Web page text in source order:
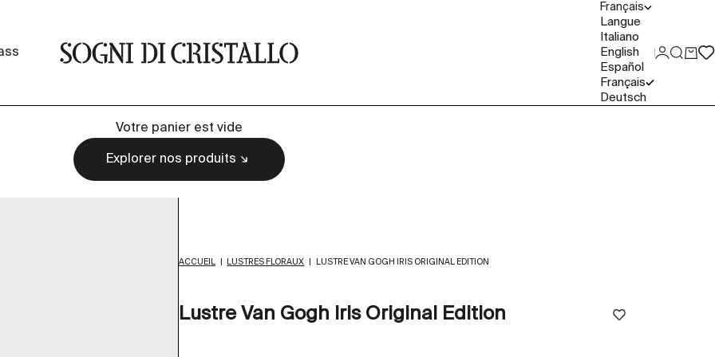
Sogni di cristallo
Français
Langue
Italiano
English
Español
Français
Deutsch
Votre panier est vide
Explorer nos produits
ACCUEIL LUSTRES FLORAUX LUSTRE VAN GOGH IRIS ORIGINAL EDITION
Lustre Van Gogh Iris Original Edition